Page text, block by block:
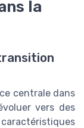
la
centrale dans
vers des